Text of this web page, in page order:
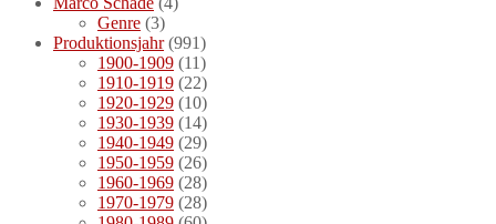
Genre (3)
Produktionsjahr(991)
1900-1909 (11)
1910-1919 (22)
1920-1929 (10)
1930-1939 (14)
1940-1949 (29)
1950-1959 (26)
1960-1969 (28)
1970-1979 (28)